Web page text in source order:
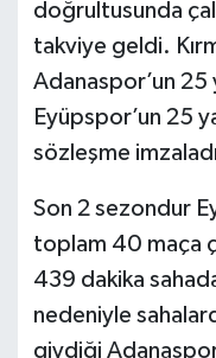
doğrultusunda
takviye geldi.
Adanaspor’un
Eyüpspor’un 25
sözleşme
Son 2 sezondur
toplam 40 maça
439 dakika sahada
nedeniyle
giydiği Adanaspor